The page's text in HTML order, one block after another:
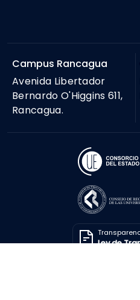
Campus Rancagua
Avenida Libertador
Bernardo O'Higgins 611,
Rancagua.
Ley de